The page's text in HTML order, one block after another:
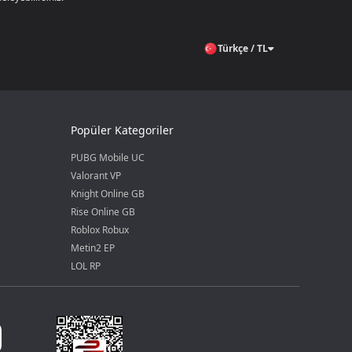
Türkçe / TL
Popüler Kategoriler
PUBG Mobile UC
Valorant VP
Knight Online GB
Rise Online GB
Roblox Robux
Metin2 EP
LOL RP